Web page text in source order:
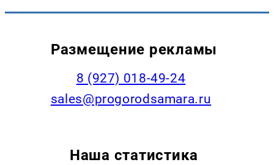
Размещение рекламы
8 (927) 018-49-24
sales@progorodsamara.ru
Наша статистика